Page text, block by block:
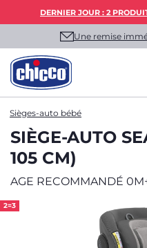
DERNIER JOUR : 2
Une remise
Sièges-auto bébé
SIÈGE-AUTO
105 CM)
AGE RECOMMANDÉ
2=3